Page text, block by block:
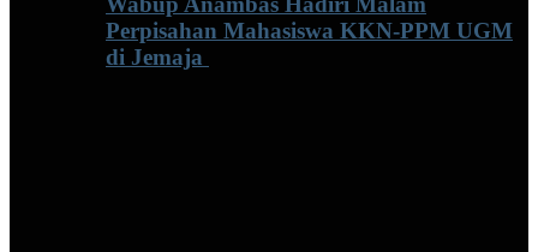
Perpisahan Mahasiswa KKN-PPM UGM
di Jemaja ‎